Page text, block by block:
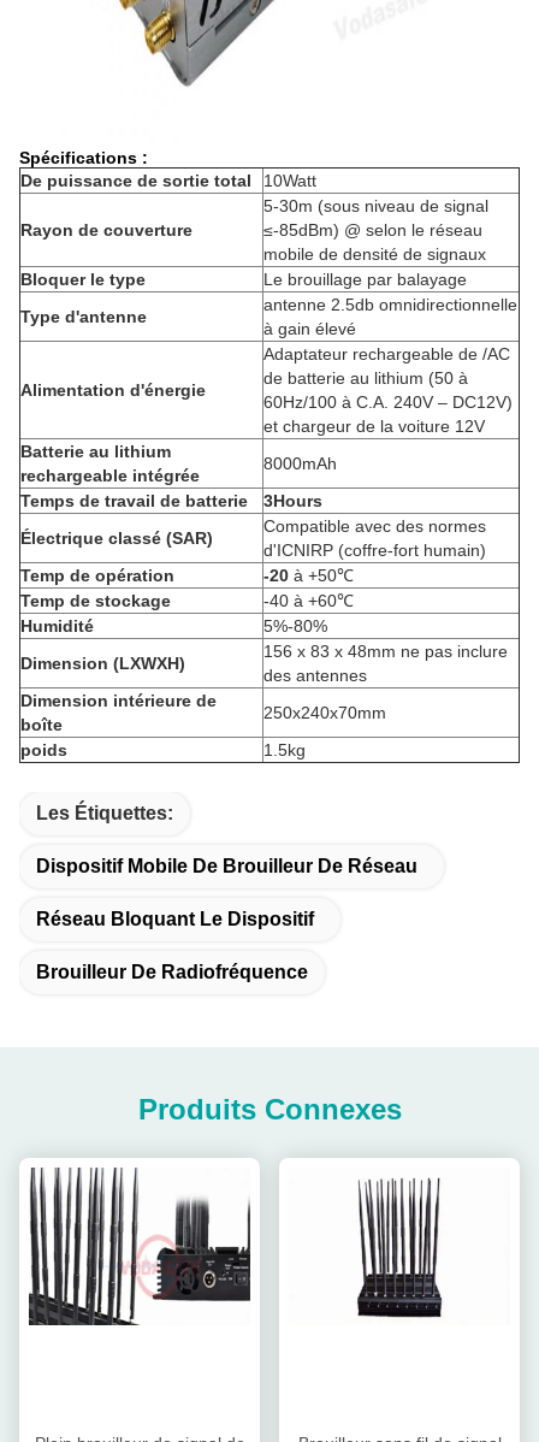
Spécifications :
De puissance de sortie total
10Watt
Rayon de couverture
5-30m (sous niveau de signal
≤-85dBm) @ selon le réseau
mobile de densité de signaux
Bloquer le type
Le brouillage par balayage
Type d'antenne
antenne 2.5db omnidirectionnelle
à gain élevé
Alimentation d'énergie
Adaptateur rechargeable de /AC
de batterie au lithium (50 à
60Hz/100 à C.A. 240V – DC12V)
et chargeur de la voiture 12V
Batterie au lithium
rechargeable intégrée
8000mAh
Temps de travail de batterie
3Hours
Électrique classé (SAR)
Compatible avec des normes
d'ICNIRP (coffre-fort humain)
Temp de opération
-20 à +50℃
Temp de stockage
-40 à +60℃
Humidité
5%-80%
Dimension (LXWXH)
156 x 83 x 48mm ne pas inclure
des antennes
Dimension intérieure de
boîte
250x240x70mm
poids
1.5kg
Les Étiquettes:
Dispositif Mobile De Brouilleur De Réseau
Réseau Bloquant Le Dispositif
Brouilleur De Radiofréquence
Produits Connexes